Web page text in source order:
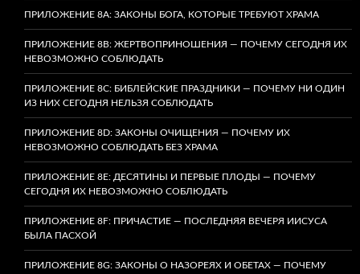
ПРИЛОЖЕНИЕ 8A: ЗАКОНЫ БОГА, КОТОРЫЕ ТРЕБУЮТ ХРАМА
ПРИЛОЖЕНИЕ 8B: ЖЕРТВОПРИНОШЕНИЯ — ПОЧЕМУ СЕГОДНЯ ИХ
НЕВОЗМОЖНО СОБЛЮДАТЬ
ПРИЛОЖЕНИЕ 8C: БИБЛЕЙСКИЕ ПРАЗДНИКИ — ПОЧЕМУ НИ ОДИН
ИЗ НИХ СЕГОДНЯ НЕЛЬЗЯ СОБЛЮДАТЬ
ПРИЛОЖЕНИЕ 8D: ЗАКОНЫ ОЧИЩЕНИЯ — ПОЧЕМУ ИХ
НЕВОЗМОЖНО СОБЛЮДАТЬ БЕЗ ХРАМА
ПРИЛОЖЕНИЕ 8E: ДЕСЯТИНЫ И ПЕРВЫЕ ПЛОДЫ — ПОЧЕМУ
СЕГОДНЯ ИХ НЕВОЗМОЖНО СОБЛЮДАТЬ
ПРИЛОЖЕНИЕ 8F: ПРИЧАСТИЕ — ПОСЛЕДНЯЯ ВЕЧЕРЯ ИИСУСА
БЫЛА ПАСХОЙ
ПРИЛОЖЕНИЕ 8G: ЗАКОНЫ О НАЗОРЕЯХ И ОБЕТАХ — ПОЧЕМУ